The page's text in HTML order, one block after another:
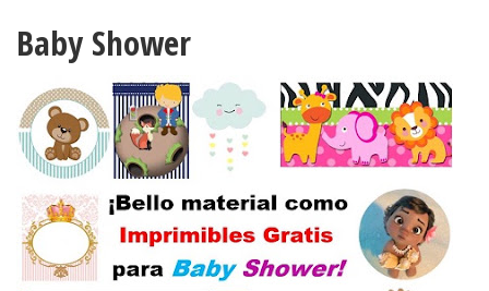
Baby Shower